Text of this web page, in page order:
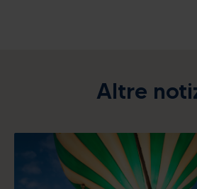
Altre